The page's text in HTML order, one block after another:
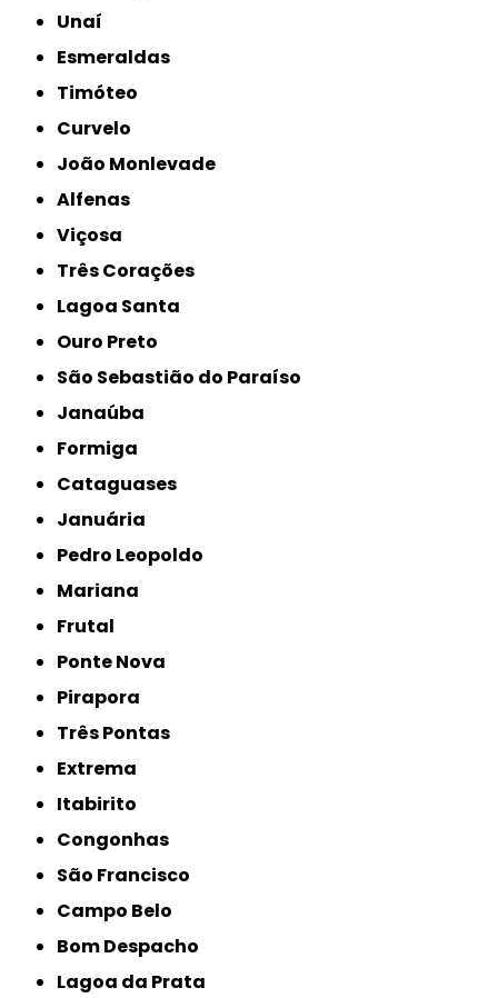
Unaí
Esmeraldas
Timóteo
Curvelo
João Monlevade
Alfenas
Viçosa
Três Corações
Lagoa Santa
Ouro Preto
São Sebastião do Paraíso
Janaúba
Formiga
Cataguases
Januária
Pedro Leopoldo
Mariana
Frutal
Ponte Nova
Pirapora
Três Pontas
Extrema
Itabirito
Congonhas
São Francisco
Campo Belo
Bom Despacho
Lagoa da Prata